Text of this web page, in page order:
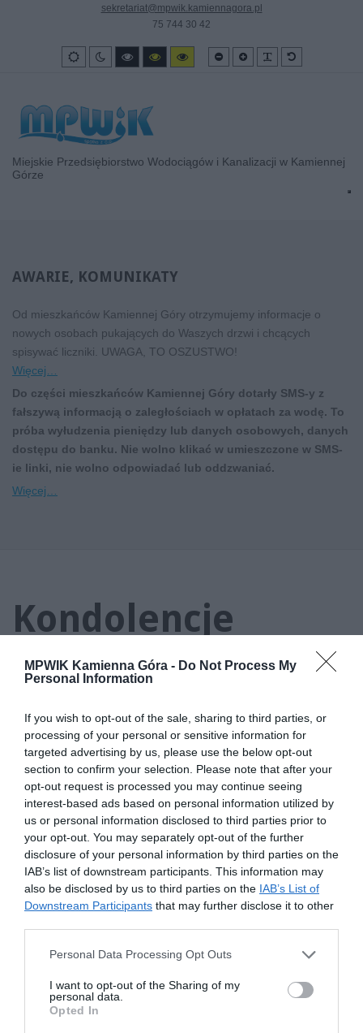
MPWIK Kamienna Góra - Do Not Process My
Personal Information
If you wish to opt-out of the sale, sharing to third parties, or
processing of your personal or sensitive information for
targeted advertising by us, please use the below opt-out
section to confirm your selection. Please note that after your
opt-out request is processed you may continue seeing
interest-based ads based on personal information utilized by
us or personal information disclosed to third parties prior to
your opt-out. You may separately opt-out of the further
disclosure of your personal information by third parties on the
IAB’s list of downstream participants. This information may
also be disclosed by us to third parties on the IAB’s List of
Downstream Participants that may further disclose it to other
Personal Data Processing Opt Outs
I want to opt-out of the Sharing of my
personal data.
Opted In
sekretariat@mpwik.kamiennagora.pl
75 744 30 42
Wygląd
standardowy
Tryb
nocny
High
contrast
High
contrast
High
contrast
Smaller
font
Larger
font
Default
font
Miejskie Przedsiębiorstwo Wodociągów i Kanalizacji w Kamiennej
Górze
AWARIE, KOMUNIKATY
Od mieszkańców Kamiennej Góry otrzymujemy informacje o
nowych osobach pukających do Waszych drzwi i chcących
spisywać liczniki. UWAGA, TO OSZUSTWO!
Więcej…
Do części mieszkańców Kamiennej Góry dotarły SMS-y z
fałszywą informacją o zaległościach w opłatach za wodę. To
próba wyłudzenia pieniędzy lub danych osobowych, danych
dostępu do banku. Nie wolno klikać w umieszczone w SMS-
ie linki, nie wolno odpowiadać lub oddzwaniać.
Więcej…
Kondolencje
INFORMACJE
O Spółce